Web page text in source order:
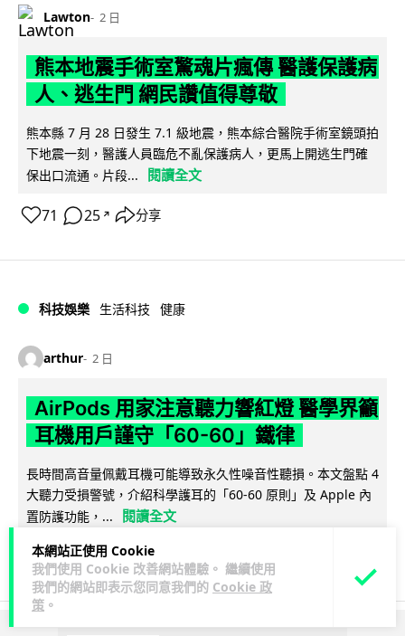
本網站正使用 Cookie
我們使用 Cookie 改善網站體驗。 繼續使用
我們的網站即表示您同意我們的 Cookie 政
策 。
Lawton 2 日
熊本地震手術室驚魂片瘋傳 醫護保護病
人、逃生門 網民讚值得尊敬
熊本縣 7 月 28 日發生 7.1 級地震，熊本綜合醫院手術室鏡頭拍
下地震一刻，醫護人員臨危不亂保護病人，更馬上開逃生門確
保出口流通。片段...
閱讀全文
71 25 ↗ 分享
科技娛樂 生活科技 健康
arthur 2 日
AirPods 用家注意聽力響紅燈 醫學界籲
耳機用戶謹守「60-60」鐵律
長時間高音量佩戴耳機可能導致永久性噪音性聽損。本文盤點 4
大聽力受損警號，介紹科學護耳的「60-60 原則」及 Apple 內
置防護功能，...
閱讀全文
20 分享